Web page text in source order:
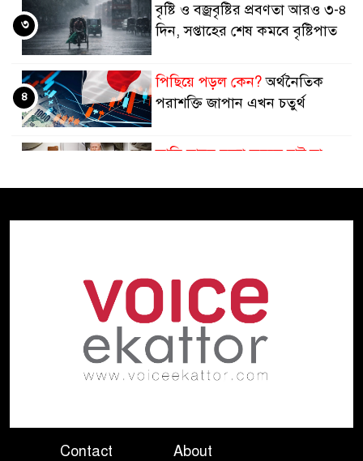
বৃষ্টি ও বজ্রবৃষ্টির প্রবণতা আরও ৩-৪
দিন, সপ্তাহের শেষ কমবে বৃষ্টিপাত
৩
পিছিয়ে পড়ল কেন?অর্থনৈতিক
পরাশক্তি জাপান এখন চতুর্থ
৪
আমি মানুষ হত্যা করতে চাই না
পররাষ্ট্র উপদেষ্টা
তবু চিকিৎসাসেবা অচল
অপরিকল্পিত কেনাকাটা কোটি
কোটি টাকার যন্ত্র
সাক্ষাৎ
Contact About